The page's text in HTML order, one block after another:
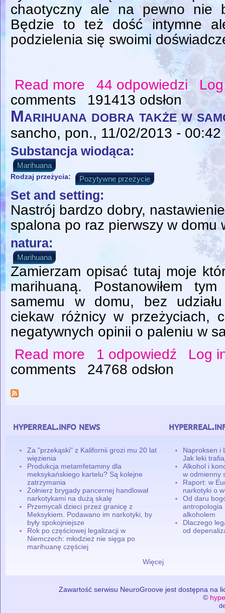
chaotyczny ale na pewno nie
Będzie to też dość intymne
podzielenia się swoimi
Read more about Historia mojego upadku po Acodinie
44 odpowiedzi
comments
191413 odsłon
Marihuana dobra także w
sancho, pon., 11/02/2013 - 00:42
Substancja wiodąca:
Marihuana
Rodzaj przeżycia: Pozytywne przeżycie
Set and setting:
Nastrój bardzo dobry,
spalona po raz pierwszy w domu
natura:
Marihuana
Zamierzam opisać tutaj moje
marihuaną. Postanowiłem
samemu w domu, bez
ciekaw różnicy w przeżyciach,
negatywnych opinii o paleniu w
Read more about Marihuana dobra także w
1 odpowiedź
Log
comments
24768 odsłon
hyperreal.info news
Za "przekąski" z Kalifornii grozi mu 20 lat
więzienia
Produkcja metamfetaminy dla
meksykańskiego kartelu? Są kolejne
zatrzymania
Żołnierz brygady pancernej handlował
narkotykami na dużą skalę
Przemycali dzieci przez granicę z
Meksykiem. Podawano im narkotyki, by
były spokojniejsze
Rok po częściowej legalizacji w
Niemczech: młodzież nie sięga po
marihuanę częściej
Więcej
Naproksen i
Jak leki
Alkohol i
w odmienny
Raport: w
narkotyki o
Od daru
antropologia
alkoholem
Dlaczego
od
Zawartość serwisu NeuroGroove jest dostępna na
©